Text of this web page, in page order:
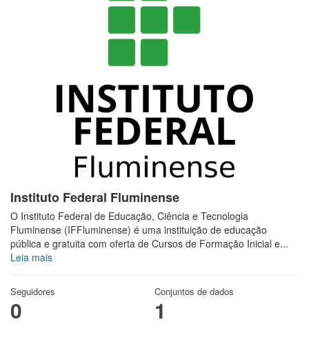
Instituto Federal Fluminense
O Instituto Federal de Educação, Ciência e Tecnologia
Fluminense (IFFluminense) é uma instituição de educação
pública e gratuita com oferta de Cursos de Formação Inicial e...
Leia mais
Seguidores
0
Conjuntos de dados
1